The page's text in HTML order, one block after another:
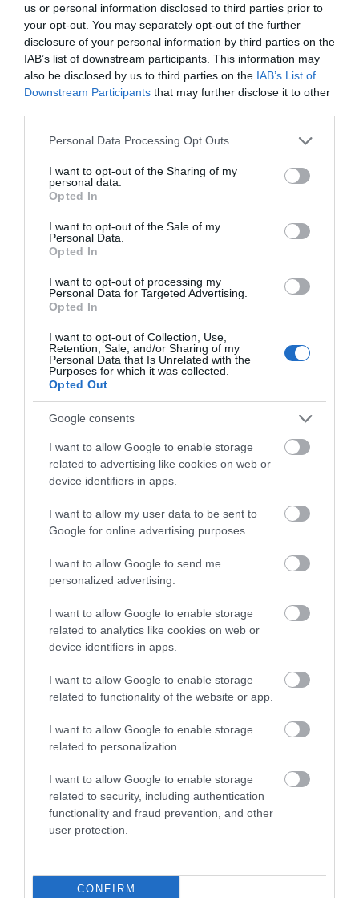
us or personal information disclosed to third parties prior to
your opt-out. You may separately opt-out of the further
disclosure of your personal information by third parties on the
IAB’s list of downstream participants. This information may
also be disclosed by us to third parties on the IAB’s List of
Downstream Participants that may further disclose it to other
Please note that this website/app uses one or more Google
not limited to your visit or usage behaviour. You may click to
grant or deny consent to Google and its third-party tags to
use your data for below specified purposes in below Google
consent section.
Personal Data Processing Opt Outs
I want to opt-out of the Sharing of my
personal data.
Opted In
I want to opt-out of the Sale of my
Personal Data.
Opted In
I want to opt-out of processing my
Personal Data for Targeted Advertising.
Opted In
I want to opt-out of Collection, Use,
Retention, Sale, and/or Sharing of my
Personal Data that Is Unrelated with the
Purposes for which it was collected.
Opted Out
Google consents
I want to allow Google to enable storage
related to advertising like cookies on web or
device identifiers in apps.
I want to allow my user data to be sent to
Google for online advertising purposes.
I want to allow Google to send me
personalized advertising.
I want to allow Google to enable storage
related to analytics like cookies on web or
device identifiers in apps.
I want to allow Google to enable storage
related to functionality of the website or app.
I want to allow Google to enable storage
related to personalization.
I want to allow Google to enable storage
related to security, including authentication
functionality and fraud prevention, and other
user protection.
CONFIRM
πιστωτικής κάρτας είτε μέσω τραπεζικού
λογαριασμού. Οι αποστολές με μεταφορική
εταιρεία εντός Αττικής, πραγματοποιούνται από
τηνΜΕΤ.ΜΠΑ Α.Ε.και το κόστος για κάθε δέμα
Και στις δύο περιπτώσεις, τα εμπορεύματα
αποκλειστική ευθύνη του αγοραστή. Το
εμπορεύματα σε άρτια και τέλεια κατάσταση στις
εκάστοτε μεταφορικές εταιρείες και δεν φέρει
απολύτως καμίας ευθύνη για τυχόν φθορά,
παραποίηση ή καταστροφή που προκλήθηκε
κατά την μεταφορά τους. Τα εμπορεύματα,
ασφαλίζονται από την εταιρεία, μόνο ύστερα από
γραπτή εντολή του αγοραστή, με χρέωση του.
Παρακαλούμε, ελέγξτε το κόστος των
μεταφορικών πριν την ολοκλήρωση της
παραγγελίας σας. Σε κάθε περίπτωση, μπορείτε
να επικοινωνήσετε μαζί μας για περισσότερες
πληροφορίες ή για επανέλεγχο της χρέωσης στην
παραγγελία σας
Έχετε το δικαίωμα να επιστρέψετε τα προϊόντα
που αγοράσατε ή/και να ζητήσετε την
αντικατάστασή τους, εντός δεκατεσσάρων (14)
ημερολογιακών ημερών, είτε επειδή
αντιμετωπίσατε κάποιο πρόβλημα σε κάποιο
προϊόν, είτε επειδή αλλάξατε γνώμη. Σε όλες τις
περιπτώσεις στις οποίες με αποδεδειγμένη
υπαιτιότητα του Polychromo: α) πωλήθηκαν
λανθασμένα προϊόντα, β) ή προϊόντα
κατάσταση που παραλήφθηκαν, πλήρη και χωρίς